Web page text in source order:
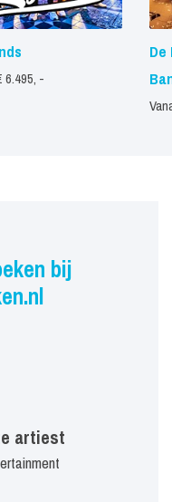
6.495, -
De
bij
artiest